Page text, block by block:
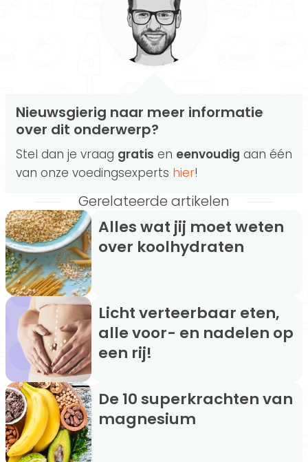
Nieuwsgierig naar meer informatie
over dit onderwerp?
Stel dan je vraag gratis en eenvoudig aan één
van onze voedingsexperts hier!
Gerelateerde artikelen
Alles wat jij moet weten
over koolhydraten
Licht verteerbaar eten,
alle voor- en nadelen op
een rij!
De 10 superkrachten van
magnesium